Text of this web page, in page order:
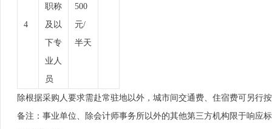
4
职称
及以
下专
业人
员
500
元/
半天
除根据采购人要求需赴常驻地以外，城市间交通费、住宿费可另行
备注：事业单位、除会计师事务所以外的其他第三方机构限于响应